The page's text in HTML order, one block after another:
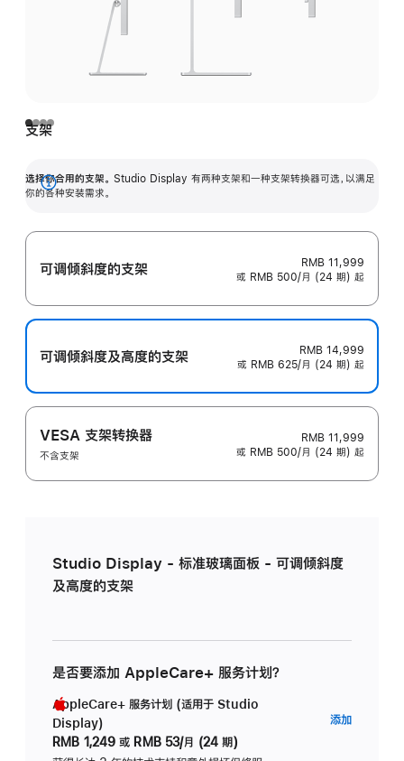
支架
选择你合用的支架。 Studio Display 有两种支架和一种支架转换器可选，以满足
你的各种安装需求。
展
可调倾斜度的支架
RMB 11,999
或 RMB 500/月 (24 期) 起
可调倾斜度及高‍度的支‍架
RMB 14,999
或 RMB 625/月 (24 期) 起
VESA 支架转换器
不含支架
RMB 11,999
或 RMB 500/月 (24 期) 起
Studio Display - 标准玻璃面板 - 可调倾斜度
及高度的支架
是否要添加 AppleCare+ 服务计划？
AppleCare+ 服务计划 (适用于 Studio
Display)
RMB 1,249 或 RMB 53/月 (24 期)
添加